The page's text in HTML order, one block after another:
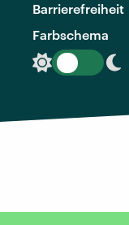
Barrierefreiheit
Farbschema